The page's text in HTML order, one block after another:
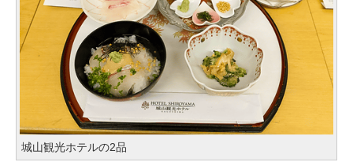
城山観光ホテルの2品